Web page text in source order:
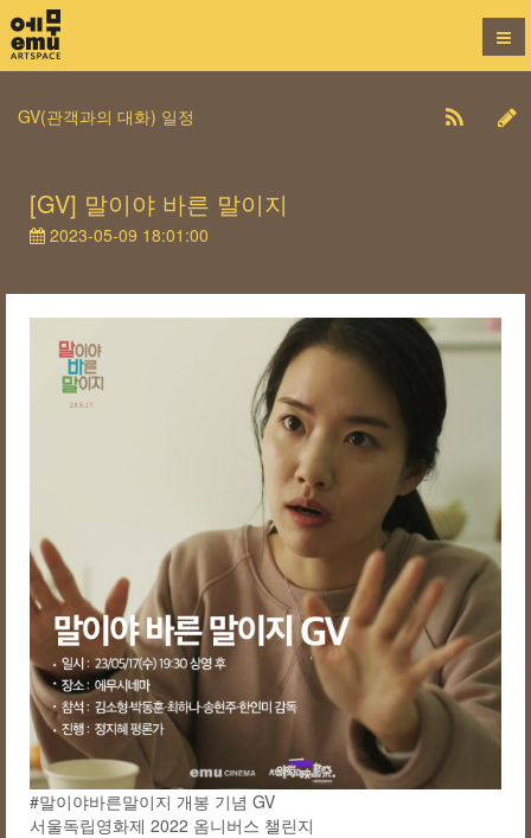
GV(관객과의 대화) 일정
[GV] 말이야 바른 말이지
2023-05-09 18:01:00
#말이야바른말이지 개봉 기념 GV
서울독립영화제 2022 옴니버스 챌린지